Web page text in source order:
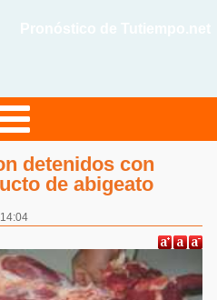
detenidos con
de abigeato